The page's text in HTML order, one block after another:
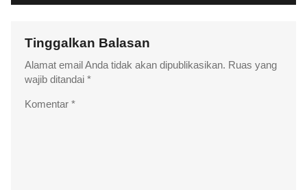
Tinggalkan Balasan
Alamat email Anda tidak akan dipublikasikan. Ruas yang
wajib ditandai *
Komentar *